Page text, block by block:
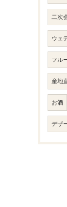
二次
ウェ
フル
産地
お酒
デザ